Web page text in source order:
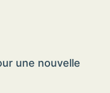
une nouvelle